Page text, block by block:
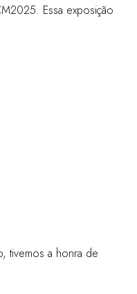
Essa exposição
tivemos a honra de